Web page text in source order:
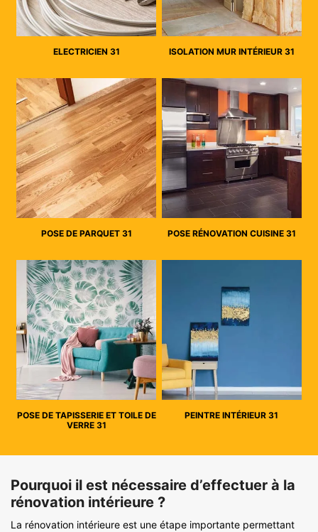
ELECTRICIEN 31 ISOLATION MUR INTÉRIEUR 31
POSE DE PARQUET 31 POSE RÉNOVATION CUISINE 31
POSE DE TAPISSERIE ET TOILE DE
VERRE 31
PEINTRE INTÉRIEUR 31
Pourquoi il est nécessaire d’effectuer à la
rénovation intérieure ?
La rénovation intérieure est une étape importante permettant